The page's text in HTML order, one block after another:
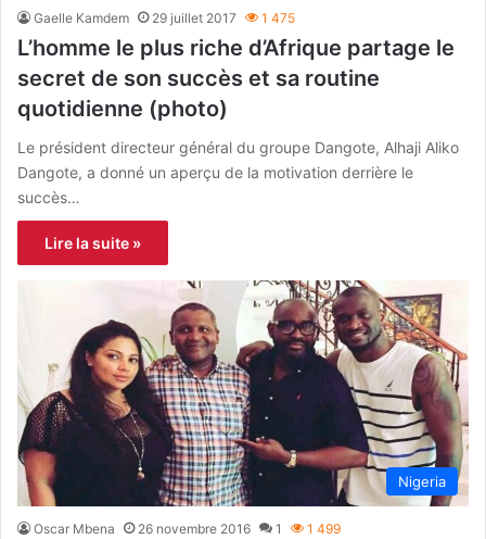
Gaelle Kamdem 29 juillet 2017 1 475
L’homme le plus riche d’Afrique partage le
secret de son succès et sa routine
quotidienne (photo)
Le président directeur général du groupe Dangote, Alhaji Aliko
Dangote, a donné un aperçu de la motivation derrière le
succès…
Lire la suite »
Nigeria
Oscar Mbena 26 novembre 2016 1 1 499